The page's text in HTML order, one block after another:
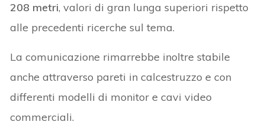
208 metri, valori di gran lunga superiori rispetto
alle precedenti ricerche sul tema.
La comunicazione rimarrebbe inoltre stabile
anche attraverso pareti in calcestruzzo e con
differenti modelli di monitor e cavi video
commerciali.